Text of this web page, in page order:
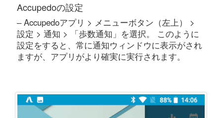
Accupedoの設定
‒ Accupedoアプリ > メニューボタン（左上） >
設定 > 通知 > 「歩数通知」を選択。 このように
設定をすると、常に通知ウィンドウに表示がされ
ますが、アプリがより確実に実行されます。